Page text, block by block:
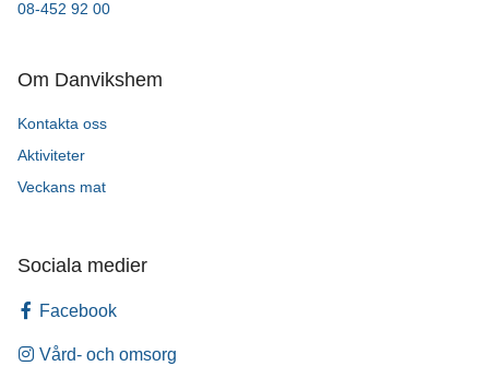
08-452 92 00
Om Danvikshem
Kontakta oss
Aktiviteter
Veckans mat
Sociala medier
Facebook
Vård- och omsorg